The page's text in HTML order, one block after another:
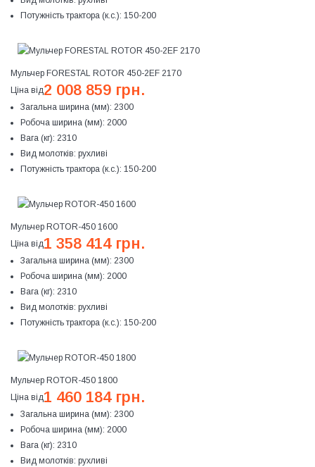
Потужність трактора (к.с.): 150-200
Мульчер FORESTAL ROTOR 450-2EF 2170
Ціна від2 008 859 грн.
Загальна ширина (мм): 2300
Робоча ширина (мм): 2000
Вага (кг): 2310
Вид молотків: рухливі
Потужність трактора (к.с.): 150-200
Мульчер ROTOR-450 1600
Ціна від1 358 414 грн.
Загальна ширина (мм): 2300
Робоча ширина (мм): 2000
Вага (кг): 2310
Вид молотків: рухливі
Потужність трактора (к.с.): 150-200
Мульчер ROTOR-450 1800
Ціна від1 460 184 грн.
Загальна ширина (мм): 2300
Робоча ширина (мм): 2000
Вага (кг): 2310
Вид молотків: рухливі